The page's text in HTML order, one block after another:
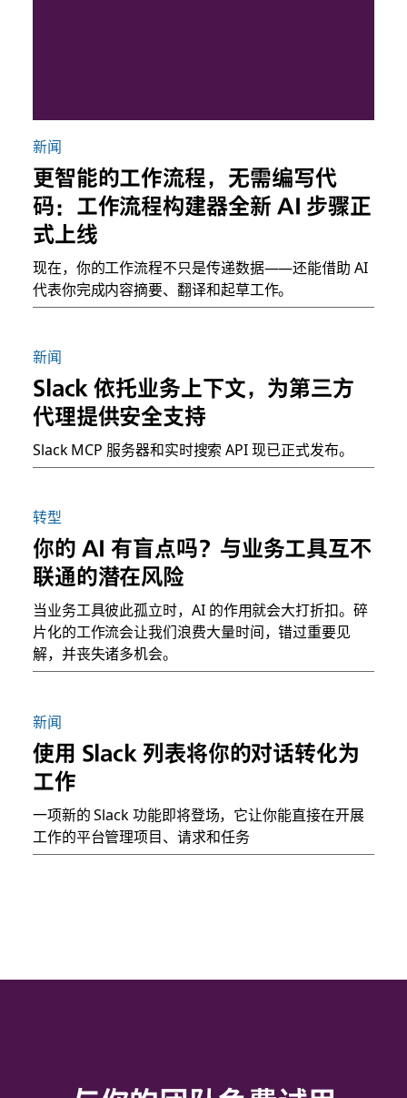
新闻
更智能的工作流程，无需编写代
码：工作流程构建器全新 AI 步骤正
式上线
现在，你的工作流程不只是传递数据——还能借助 AI
代表你完成内容摘要、翻译和起草工作。
新闻
Slack 依托业务上下文，为第三方
代理提供安全支持
Slack MCP 服务器和实时搜索 API 现已正式发布。
转型
你的 AI 有盲点吗？与业务工具互不
联通的潜在风险
当业务工具彼此孤立时，AI 的作用就会大打折扣。碎
片化的工作流会让我们浪费大量时间，错过重要见
解，并丧失诸多机会。
新闻
使用 Slack 列表将你的对话转化为
工作
一项新的 Slack 功能即将登场，它让你能直接在开展
工作的平台管理项目、请求和任务